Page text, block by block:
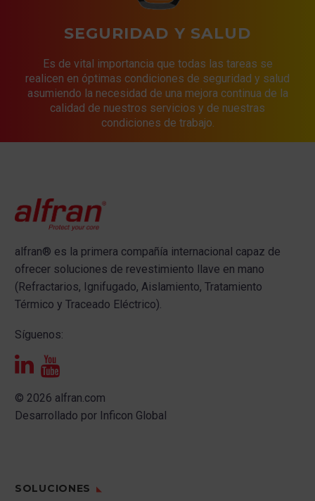
SEGURIDAD Y SALUD
Es de vital importancia que todas las tareas se
realicen en óptimas condiciones de seguridad y salud
asumiendo la necesidad de una mejora continua de la
calidad de nuestros servicios y de nuestras
condiciones de trabajo.
alfran® es la primera compañía internacional capaz de
ofrecer soluciones de revestimiento llave en mano
(Refractarios, Ignifugado, Aislamiento, Tratamiento
Térmico y Traceado Eléctrico).
Síguenos:
© 2026 alfran.com
Desarrollado por Inficon Global
SOLUCIONES